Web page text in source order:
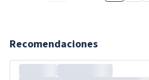
Recomendaciones